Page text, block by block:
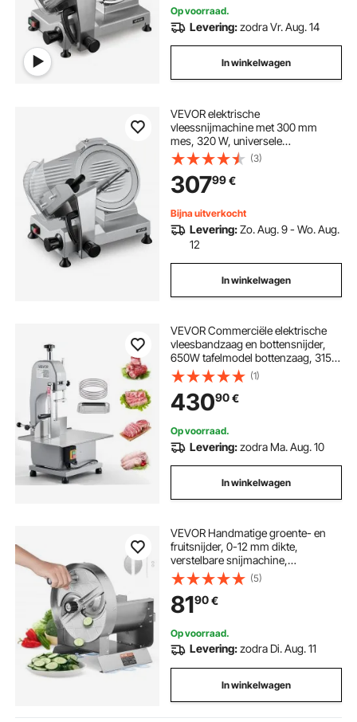
Op voorraad.
Levering:zodra Vr. Aug. 14
In winkelwagen
VEVOR elektrische
vleessnijmachine met 300 mm
mes, 320 W, universele
vleessnijmachine met
geïntegreerde slijper en instelbare
snijdikte van 0-15 mm, voor
bevroren vlees en ham.
(3)
30799€
Bijna uitverkocht
Levering:Zo. Aug. 9 - Wo. Aug.
12
In winkelwagen
VEVOR Commerciële elektrische
vleesbandzaag en bottensnijder,
650W tafelmodel bottenzaag, 315 x
460 mm werkblad, snijmachine
voor bevroren vlees (varkens- en
rundvlees), zilverkleurig
(1)
43090€
Op voorraad.
Levering:zodra Ma. Aug. 10
In winkelwagen
VEVOR Handmatige groente- en
fruitsnijder, 0-12 mm dikte,
verstelbare snijmachine,
roestvrijstalen snijmachine met 2
vervangende messen, voor
aardappelen, komkommers,
citroenen, tomaten
(5)
8190€
Op voorraad.
Levering:zodra Di. Aug. 11
In winkelwagen